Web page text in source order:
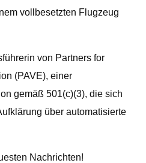
vollbesetzten Flugzeug
von Partners for
(PAVE), einer
gemäß 501(c)(3), die sich
über automatisierte
Nachrichten!